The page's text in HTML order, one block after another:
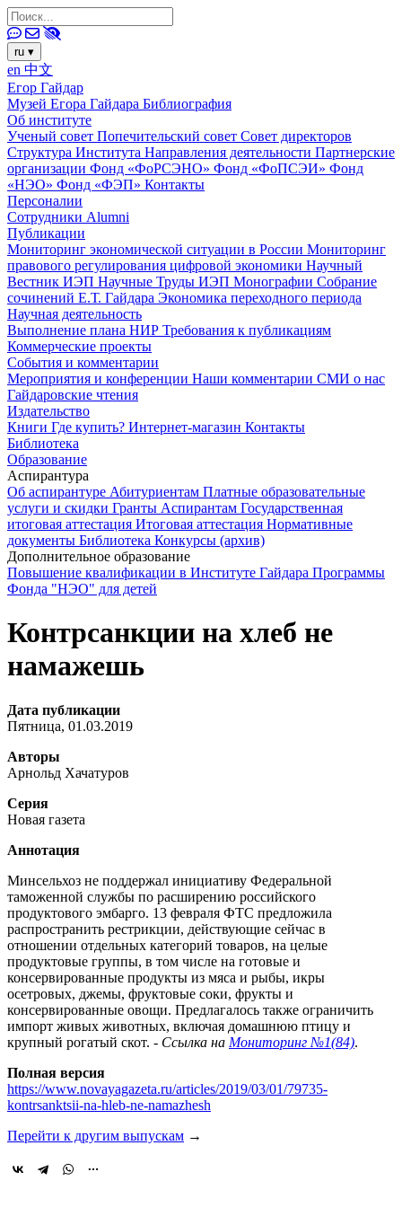
ru ▾
en 中文
Егор Гайдар
Музей Егора Гайдара Библиография
Об институте
Ученый совет Попечительский совет Совет директоров
Структура Института Направления деятельности Партнерские
организации Фонд «ФоРСЭНО» Фонд «ФоПСЭИ» Фонд
«НЭО» Фонд «ФЭП» Контакты
Персоналии
Сотрудники Alumni
Публикации
Мониторинг экономической ситуации в России Мониторинг
правового регулирования цифровой экономики Научный
Вестник ИЭП Научные Труды ИЭП Монографии Собрание
сочинений Е.Т. Гайдара Экономика переходного периода
Научная деятельность
Выполнение плана НИР Требования к публикациям
Коммерческие проекты
События и комментарии
Мероприятия и конференции Наши комментарии СМИ о нас
Гайдаровские чтения
Издательство
Книги Где купить? Интернет-магазин Контакты
Библиотека
Образование
Аспирантура
Об аспирантуре Абитуриентам Платные образовательные
услуги и скидки Гранты Аспирантам Государственная
итоговая аттестация Итоговая аттестация Нормативные
документы Библиотека Конкурсы (архив)
Дополнительное образование
Повышение квалификации в Институте Гайдара Программы
Фонда "НЭО" для детей
Контрсанкции на хлеб не
намажешь
Дата публикации
Пятница, 01.03.2019
Авторы
Арнольд Хачатуров
Серия
Новая газета
Аннотация
Минсельхоз не поддержал инициативу Федеральной
таможенной службы по расширению российского
продуктового эмбарго. 13 февраля ФТС предложила
распространить рестрикции, действующие сейчас в
отношении отдельных категорий товаров, на целые
продуктовые группы, в том числе на готовые и
консервированные продукты из мяса и рыбы, икры
осетровых, джемы, фруктовые соки, фрукты и
консервированные овощи. Предлагалось также ограничить
импорт живых животных, включая домашнюю птицу и
крупный рогатый скот. - Ссылка на Мониторинг №1(84).
Полная версия
https://www.novayagazeta.ru/articles/2019/03/01/79735-
kontrsanktsii-na-hleb-ne-namazhesh
Перейти к другим выпускам →